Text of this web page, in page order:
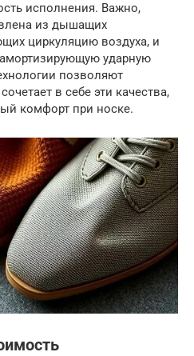
исполнения. Важно,
из дышащих
циркуляцию воздуха, и
ударную
позволяют
в себе эти качества,
комфорт при носке.